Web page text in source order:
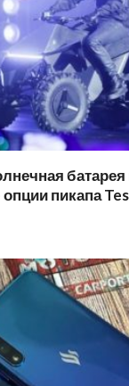
батарея
опции пикапа